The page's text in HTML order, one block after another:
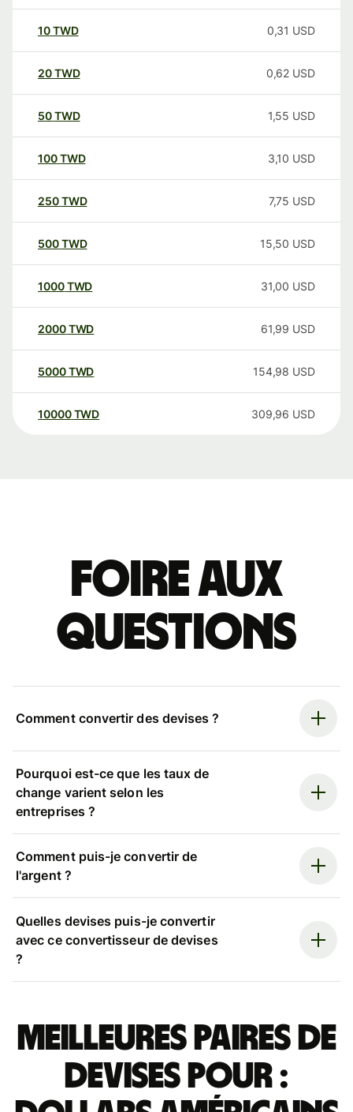
10TWD 0,31 USD
20TWD 0,62 USD
50TWD 1,55 USD
100TWD 3,10 USD
250TWD 7,75 USD
500TWD 15,50 USD
1000TWD 31,00 USD
2000TWD 61,99 USD
5000TWD 154,98 USD
10000 TWD 309,96 USD
Foire aux
questions
Comment convertir des devises ?
Pourquoi est-ce que les taux de
change varient selon les
entreprises ?
Comment puis-je convertir de
l'argent ?
Quelles devises puis-je convertir
avec ce convertisseur de devises
?
Meilleures paires de
devises pour :